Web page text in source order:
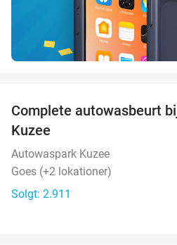
Complete autowasbeurt
Kuzee
Autowaspark Kuzee
Goes (+2 lokationer)
Solgt: 2.911